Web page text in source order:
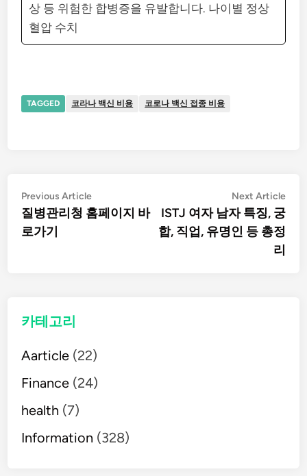
상 등 위험한 합병증을 유발합니다. 나이별 정상
혈압 수치
TAGGED 코라나 백신 비용 코로나 백신 접종 비용
글
탐
Previous ArticlePrevious
article:
질병관리청 홈페이지 바
로가기
Next Article
ISTJ 여자 남자 특징, 궁
합, 직업, 유명인 등 총정
리
카테고리
Aarticle (22)
Finance (24)
health (7)
Information (328)